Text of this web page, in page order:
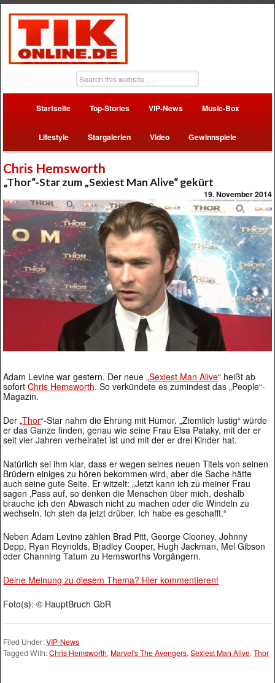
Startseite Top-Stories VIP-News Music-Box
Lifestyle Stargalerien Video Gewinnspiele
Chris Hemsworth
„Thor“-Star zum „Sexiest Man Alive“ gekürt
19. November 2014
Adam Levine war gestern. Der neue „Sexiest Man Alive“ heißt ab
sofortChris Hemsworth. So verkündete es zumindest das „People“-
Magazin.
Der „Thor“-Star nahm die Ehrung mit Humor. „Ziemlich lustig“ würde
er das Ganze finden, genau wie seine Frau Elsa Pataky, mit der er
seit vier Jahren verheiratet ist und mit der er drei Kinder hat.
Natürlich sei ihm klar, dass er wegen seines neuen Titels von seinen
Brüdern einiges zu hören bekommen wird, aber die Sache hätte
auch seine gute Seite. Er witzelt: „Jetzt kann ich zu meiner Frau
sagen ‚Pass auf, so denken die Menschen über mich, deshalb
brauche ich den Abwasch nicht zu machen oder die Windeln zu
wechseln. Ich steh da jetzt drüber. Ich habe es geschafft.“
Neben Adam Levine zählen Brad Pitt, George Clooney, Johnny
Depp, Ryan Reynolds, Bradley Cooper, Hugh Jackman, Mel Gibson
oder Channing Tatum zu Hemsworths Vorgängern.
Deine Meinung zu diesem Thema? Hier kommentieren!
Foto(s): © HauptBruch GbR
Filed Under:VIP-News
Tagged With:Chris Hemsworth, Marvel's The Avengers,Sexiest Man Alive,Thor